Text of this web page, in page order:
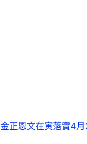
金正恩文在寅落實4